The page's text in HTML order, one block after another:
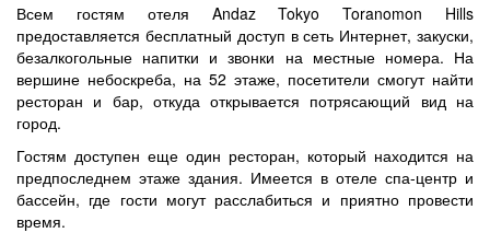
Всем гостям отеля Andaz Tokyo Toranomon Hills
предоставляется бесплатный доступ в сеть Интернет, закуски,
безалкогольные напитки и звонки на местные номера. На
вершине небоскреба, на 52 этаже, посетители смогут найти
ресторан и бар, откуда открывается потрясающий вид на
город.
Гостям доступен еще один ресторан, который находится на
предпоследнем этаже здания. Имеется в отеле спа-центр и
бассейн, где гости могут расслабиться и приятно провести
время.